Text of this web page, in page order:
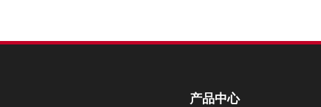
产品中心